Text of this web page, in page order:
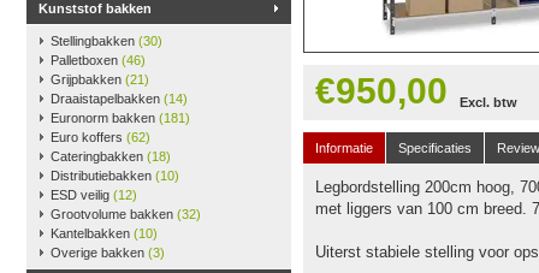
Kunststof bakken
Stellingbakken (30)
Palletboxen (46)
Grijpbakken (21)
Draaistapelbakken (14)
Euronorm bakken (181)
Euro koffers (62)
Cateringbakken (18)
Distributiebakken (10)
ESD veilig (12)
Grootvolume bakken (32)
Kantelbakken (10)
Overige bakken (3)
€950,00 Excl. btw
Informatie Specificaties
Legbordstelling 200cm hoog,
met liggers van 100 cm breed.
Uiterst stabiele stelling voor